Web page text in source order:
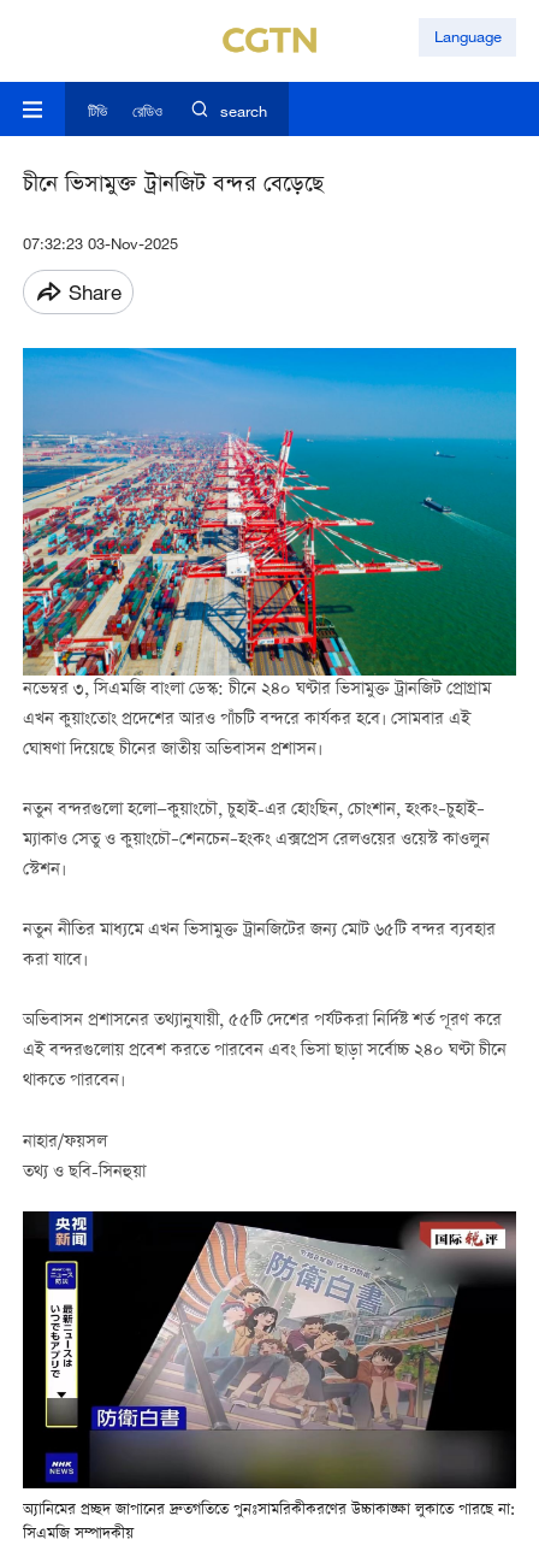
Language
টিভি রেডিও search
চীনে ভিসামুক্ত ট্রানজিট বন্দর বেড়েছে
07:32:23 03-Nov-2025
Share
নভেম্বর ৩, সিএমজি বাংলা ডেস্ক: চীনে ২৪০ ঘণ্টার ভিসামুক্ত ট্রানজিট প্রোগ্রাম
এখন কুয়াংতোং প্রদেশের আরও পাঁচটি বন্দরে কার্যকর হবে। সোমবার এই
ঘোষণা দিয়েছে চীনের জাতীয় অভিবাসন প্রশাসন।
নতুন বন্দরগুলো হলো—কুয়াংচৌ, চুহাই-এর হোংছিন, চোংশান, হংকং–চুহাই–
ম্যাকাও সেতু ও কুয়াংচৌ–শেনচেন–হংকং এক্সপ্রেস রেলওয়ের ওয়েস্ট কাওলুন
স্টেশন।
নতুন নীতির মাধ্যমে এখন ভিসামুক্ত ট্রানজিটের জন্য মোট ৬৫টি বন্দর ব্যবহার
করা যাবে।
অভিবাসন প্রশাসনের তথ্যানুযায়ী, ৫৫টি দেশের পর্যটকরা নির্দিষ্ট শর্ত পূরণ করে
এই বন্দরগুলোয় প্রবেশ করতে পারবেন এবং ভিসা ছাড়া সর্বোচ্চ ২৪০ ঘণ্টা চীনে
থাকতে পারবেন।
নাহার/ফয়সল
তথ্য ও ছবি-সিনহুয়া
অ্যানিমের প্রচ্ছদ জাপানের দ্রুতগতিতে পুনঃসামরিকীকরণের উচ্চাকাঙ্ক্ষা লুকাতে পারছে না:
সিএমজি সম্পাদকীয়